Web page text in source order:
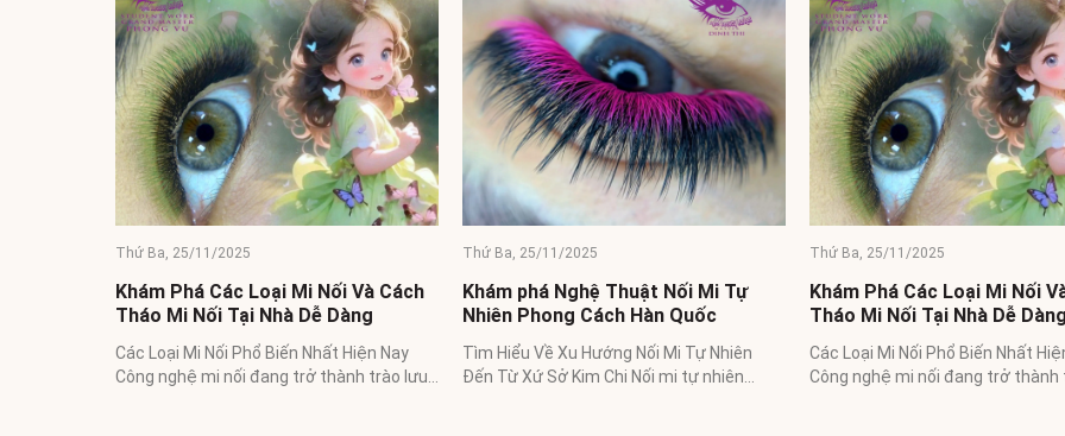
Thứ Ba, 25/11/2025
Khám phá Nghệ Thuật Nối Mi Tự
Nhiên Phong Cách Hàn Quốc
Tìm Hiểu Về Xu Hướng Nối Mi Tự Nhiên
Đến Từ Xứ Sở Kim Chi Nối mi tự nhiên
Thứ Ba, 25/11/2025
Khám Phá Các Loại Mi Nối Và Cách
Tháo Mi Nối Tại Nhà Dễ Dàng
Các Loại Mi Nối Phổ Biến Nhất Hiện Nay
Công nghệ mi nối đang trở thành trào lưu
Thứ Ba, 25/11/2025
Khám phá nghệ thuật thiết
và các mẫu ấn tượng tại Hoa
BeautyLashes
5 Mẫu Nối Mi Ấn Tượng Đang
Chuộng Tại Hoa Beautylashes Nối
trở thành phần không thể thiếu